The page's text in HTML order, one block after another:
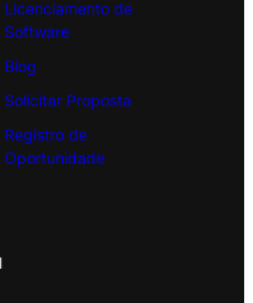
Licenciamento de
Software
Blog
Solicitar Proposta
Registro de
Oportunidade